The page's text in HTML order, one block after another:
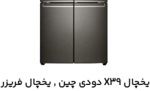
یخچال X39 دودی چین , یخچال فریزر